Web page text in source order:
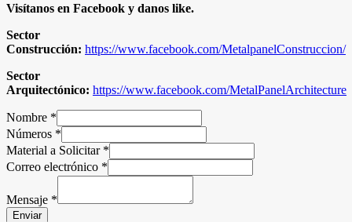
Visítanos en Facebook y danos like.
Sector
Construcción: https://www.facebook.com/MetalpanelConstruccion/
Sector
Arquitectónico: https://www.facebook.com/MetalPanelArchitecture
Nombre *
Números *
Material a Solicitar *
Correo electrónico *
Mensaje *
Enviar